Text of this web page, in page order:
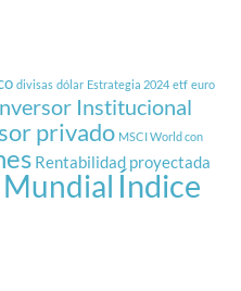
divisas dólar Estrategia 2024 etf euro
Institucional
privado MSCI World con
Rentabilidad proyectada
Mundial Índice